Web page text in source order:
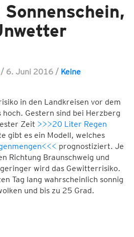
/ 6. Juni 2016 / Keine
in den Landkreisen vor dem
Gestern sind bei Herzberg
Zeit >>>20 Liter Regen
gibt es ein Modell, welches
prognostiziert. Je
Richtung Braunschweig und
wird das Gewitterrisiko.
Tag lang wahrscheinlich sonnig
und bis zu 25 Grad.